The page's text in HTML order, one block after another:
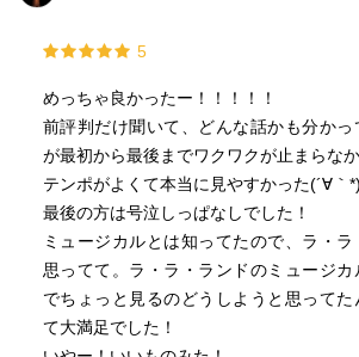
5
めっちゃ良かったー！！！！！
前評判だけ聞いて、どんな話かも分かっ
が最初から最後までワクワクが止まらな
テンポがよくて本当に見やすかった(´∀｀*)
最後の方は号泣しっぱなしでした！
ミュージカルとは知ってたので、ラ・ラ
思ってて。ラ・ラ・ランドのミュージ
でちょっと見るのどうしようと思ってた
て大満足でした！